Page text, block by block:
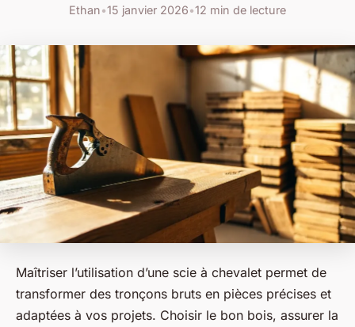
Ethan•15 janvier 2026•12 min de lecture
Maîtriser l’utilisation d’une scie à chevalet permet de
transformer des tronçons bruts en pièces précises et
adaptées à vos projets. Choisir le bon bois, assurer la